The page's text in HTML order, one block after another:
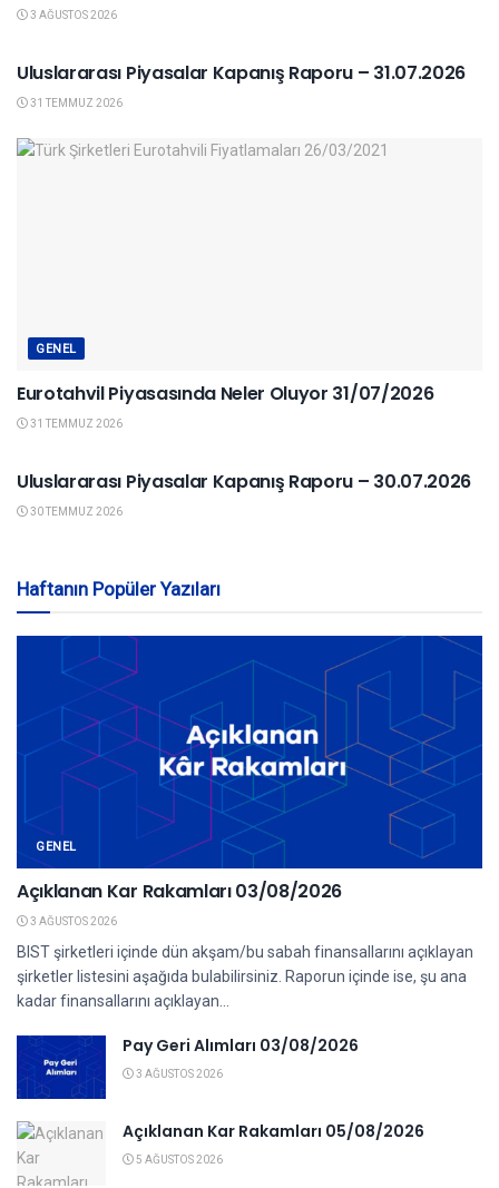
3 AĞUSTOS 2026
Uluslararası Piyasalar Kapanış Raporu – 31.07.2026
31 TEMMUZ 2026
GENEL
Eurotahvil Piyasasında Neler Oluyor 31/07/2026
31 TEMMUZ 2026
Uluslararası Piyasalar Kapanış Raporu – 30.07.2026
30 TEMMUZ 2026
Haftanın Popüler Yazıları
GENEL
Açıklanan Kar Rakamları 03/08/2026
3 AĞUSTOS 2026
BIST şirketleri içinde dün akşam/bu sabah finansallarını açıklayan
şirketler listesini aşağıda bulabilirsiniz. Raporun içinde ise, şu ana
kadar finansallarını açıklayan...
Pay Geri Alımları 03/08/2026
3 AĞUSTOS 2026
Açıklanan Kar Rakamları 05/08/2026
5 AĞUSTOS 2026